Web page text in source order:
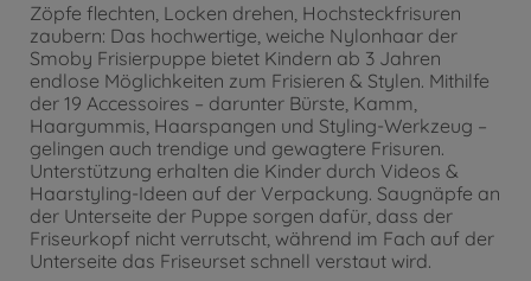
Zöpfe flechten, Locken drehen, Hochsteckfrisuren
zaubern: Das hochwertige, weiche Nylonhaar der
Smoby Frisierpuppe bietet Kindern ab 3 Jahren
endlose Möglichkeiten zum Frisieren & Stylen. Mithilfe
der 19 Accessoires – darunter Bürste, Kamm,
Haargummis, Haarspangen und Styling-Werkzeug –
gelingen auch trendige und gewagtere Frisuren.
Unterstützung erhalten die Kinder durch Videos &
Haarstyling-Ideen auf der Verpackung. Saugnäpfe an
der Unterseite der Puppe sorgen dafür, dass der
Friseurkopf nicht verrutscht, während im Fach auf der
Unterseite das Friseurset schnell verstaut wird.